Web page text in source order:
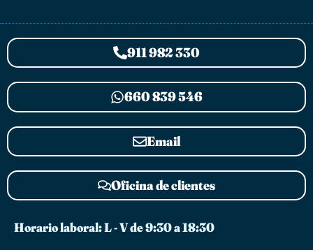
911 982 330
660 839 546
Email
Oficina de clientes
Horario laboral: L - V de 9:30 a 18:30